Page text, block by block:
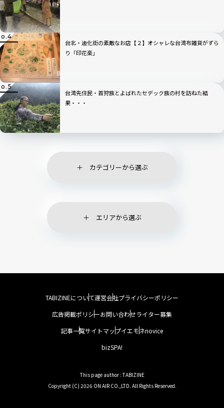
台北・迪化街の素敵なお店【２】オシャレな台湾布雑貨がずら
り「印花楽」
台湾先住民・首狩族とよばれたセデック族の村を訪ねた結
果・・・
カテゴリーから選ぶ
エリアから選ぶ
TABIZINEについて運営会社プライバシーポリシー
広告掲載ポリシーお問い合わせライター募集
記事一覧サイトマップイエモネnovice
bizSPA!
This page author : TABIZINE
Copyright (C) 2026 ON AIR CO.,LTD. All Rights Reserved.